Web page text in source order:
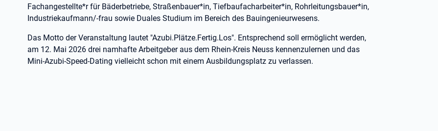
Fachangestellte*r für Bäderbetriebe, Straßenbauer*in, Tiefbaufacharbeiter*in, Rohrleitungsbauer*in,
Industriekaufmann/-frau sowie Duales Studium im Bereich des Bauingenieurwesens.
Das Motto der Veranstaltung lautet "Azubi.Plätze.Fertig.Los". Entsprechend soll ermöglicht werden,
am 12. Mai 2026 drei namhafte Arbeitgeber aus dem Rhein-Kreis Neuss kennenzulernen und das
Mini-Azubi-Speed-Dating vielleicht schon mit einem Ausbildungsplatz zu verlassen.